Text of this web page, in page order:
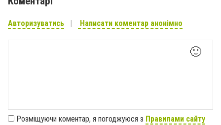
Авторизуватись Написати коментар анонімно
🙂
Розміщуючи коментар, я погоджуюся з Правилами сайту